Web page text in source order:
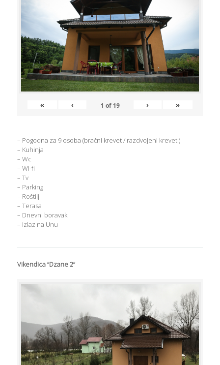
« ‹ 1 of 19 › »
– Pogodna za 9 osoba (bračni krevet / razdvojeni kreveti)
– Kuhinja
– Wc
– Wi-fi
– Tv
– Parking
– Roštilj
– Terasa
– Dnevni boravak
– Izlaz na Unu
Vikendica “Dzane 2”